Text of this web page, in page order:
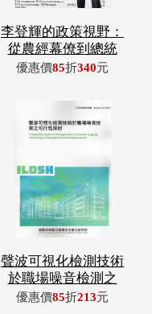
李登輝的政策視野：
從農經幕僚到總統
優惠價85折340元
聲波可視化檢測技術
於職場噪音檢測之
優惠價85折213元